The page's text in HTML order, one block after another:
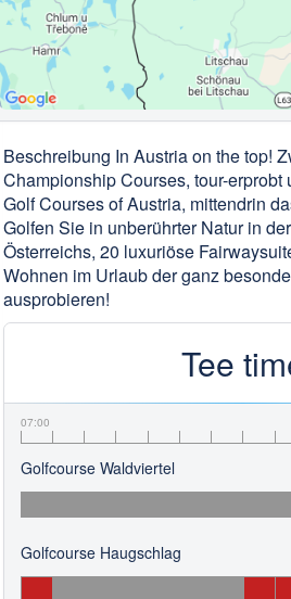
Beschreibung In Austria on the top!
Championship Courses, tour-
Golf Courses of Austria, mittendrin
Golfen Sie in unberührter Natur in
Österreichs, 20 luxuriöse
Wohnen im Urlaub der ganz
ausprobieren!
Tee
07:00
Golfcourse Waldviertel
Golfcourse Haugschlag